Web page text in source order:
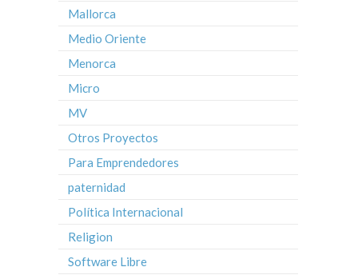
Mallorca
Medio Oriente
Menorca
Micro
MV
Otros Proyectos
Para Emprendedores
paternidad
Política Internacional
Religion
Software Libre